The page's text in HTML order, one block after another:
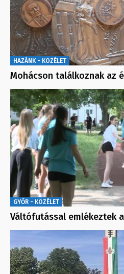
HAZÁNK - KÖZÉLET
Mohácson találkoznak az
GYŐR - KÖZÉLET
Váltófutással emlékeztek